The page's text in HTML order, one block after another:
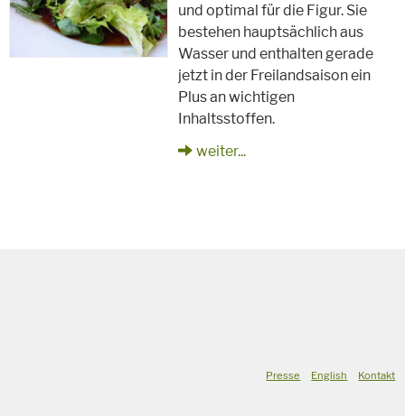
und optimal für die Figur. Sie
bestehen hauptsächlich aus
Wasser und enthalten gerade
jetzt in der Freilandsaison ein
Plus an wichtigen
Inhaltsstoffen.
weiter...
Presse English Kontakt